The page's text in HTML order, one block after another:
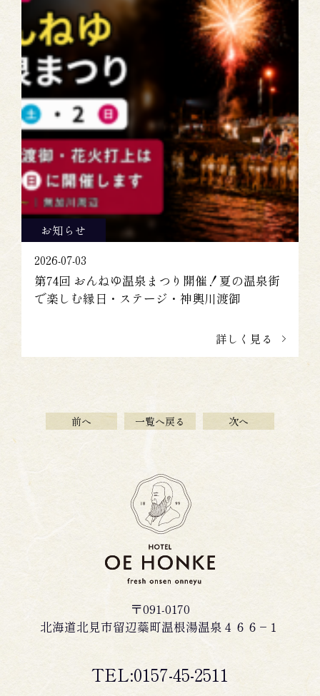
お知らせ
2026-07-03
第74回 おんねゆ温泉まつり開催！夏の温泉街
で楽しむ縁日・ステージ・神輿川渡御
詳しく見る
前へ 一覧へ戻る 次へ
〒091-0170
北海道北見市留辺蘂町温根湯温泉４６６−１
TEL:0157-45-2511